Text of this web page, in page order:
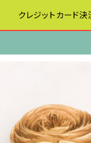
クレジットカード